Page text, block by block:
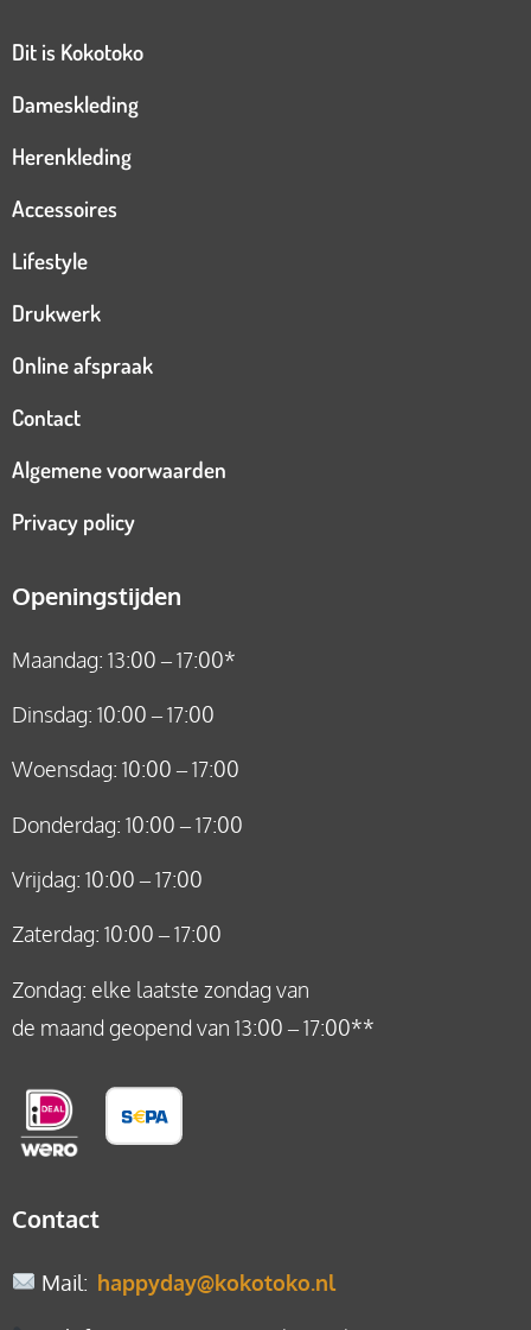
Dit is Kokotoko
Dameskleding
Herenkleding
Accessoires
Lifestyle
Drukwerk
Online afspraak
Contact
Algemene voorwaarden
Privacy policy
Openingstijden
Maandag: 13:00 – 17:00*
Dinsdag: 10:00 – 17:00
Woensdag: 10:00 – 17:00
Donderdag: 10:00 – 17:00
Vrijdag: 10:00 – 17:00
Zaterdag: 10:00 – 17:00
Zondag: elke laatste zondag van
de maand geopend van 13:00 – 17:00**
Contact
Mail: happyday@kokotoko.nl